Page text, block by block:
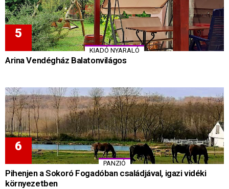
KIADÓ NYARALÓ
Arina Vendégház Balatonvilágos
PANZIÓ
Pihenjen a Sokoró Fogadóban családjával, igazi vidéki
környezetben